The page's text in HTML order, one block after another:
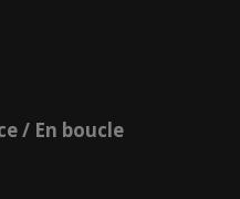
/ En boucle